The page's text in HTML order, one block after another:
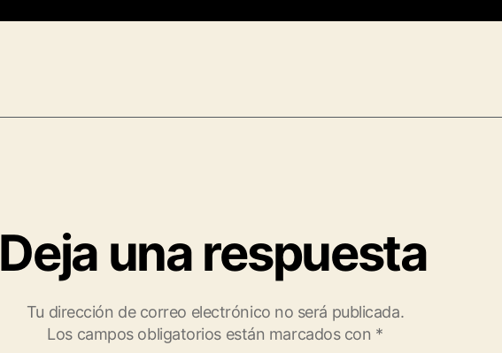
Deja una respuesta
Tu dirección de correo electrónico no será publicada.
Los campos obligatorios están marcados con *